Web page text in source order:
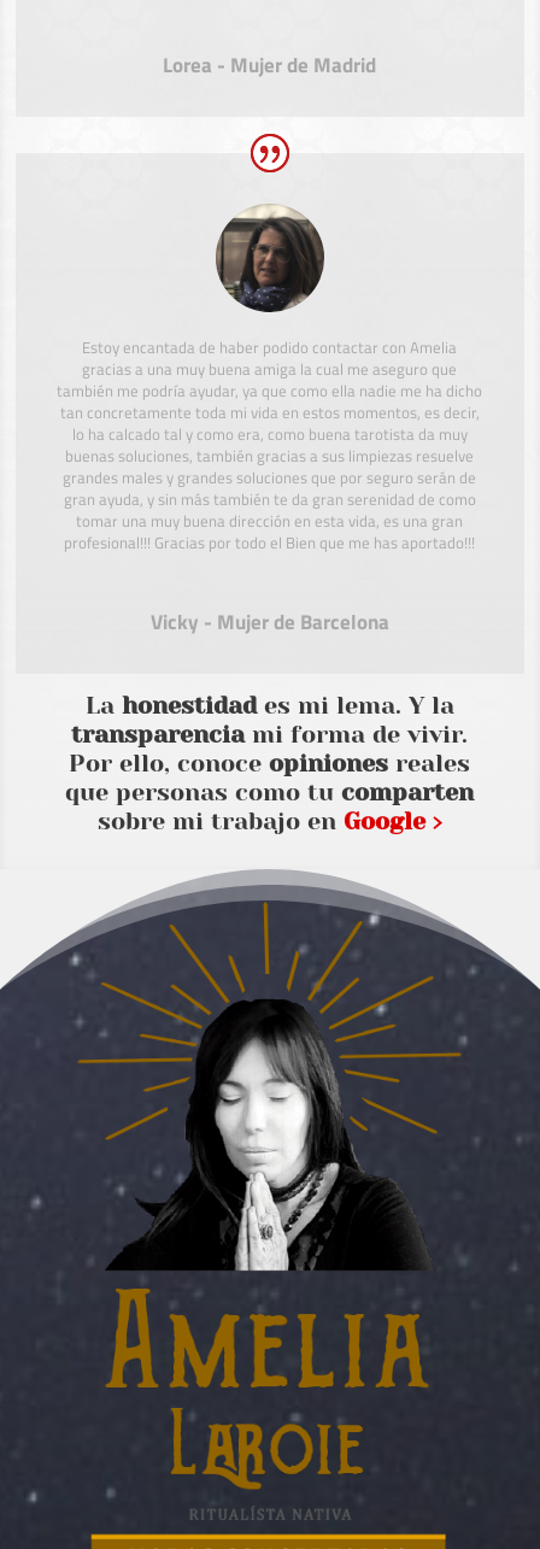
Lorea - Mujer de Madrid
Estoy encantada de haber podido contactar con Amelia
gracias a una muy buena amiga la cual me aseguro que
también me podría ayudar, ya que como ella nadie me ha dicho
tan concretamente toda mi vida en estos momentos, es decir,
lo ha calcado tal y como era, como buena tarotista da muy
buenas soluciones, también gracias a sus limpiezas resuelve
grandes males y grandes soluciones que por seguro serán de
gran ayuda, y sin más también te da gran serenidad de como
tomar una muy buena dirección en esta vida, es una gran
profesional!!! Gracias por todo el Bien que me has aportado!!!
Vicky - Mujer de Barcelona
La honestidades mi lema. Y la
transparenciami forma de vivir.
Por ello, conoceopiniones reales
que personas como tucomparten
sobre mi trabajo en Google ›